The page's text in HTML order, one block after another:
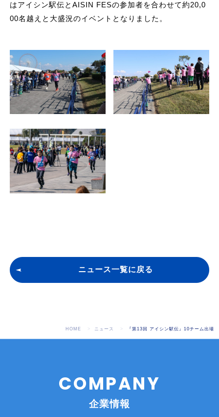
はアイシン駅伝とAISIN FESの参加者を合わせて約20,0
00名越えと大盛況のイベントとなりました。
ニュース一覧に戻る
HOME ニュース 『第13回 アイシン駅伝』10チーム出場
COMPANY
企業情報